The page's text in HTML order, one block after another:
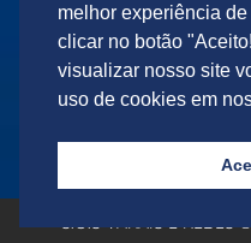
melhor experiência
clicar no botão
visualizar nosso site
uso de cookies em